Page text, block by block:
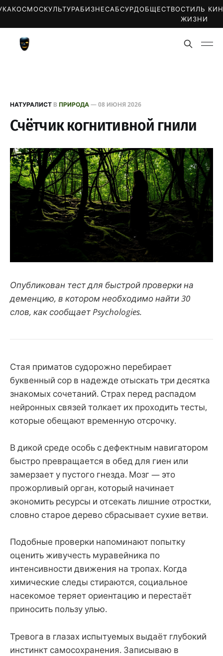
КОСМОСКУЛЬТУРАБИЗНЕСАБСУРДОБЩЕСТВОСТИЛЬ
ЖИЗНИ
НАТУРАЛИСТ В ПРИРОДА—08 ИЮНЯ 2026
Счётчик когнитивной гнили
Опубликован тест для быстрой проверки на
деменцию, в котором необходимо найти 30
слов, как сообщает Psychologies.
Стая приматов судорожно перебирает
буквенный сор в надежде отыскать три десятка
знакомых сочетаний. Страх перед распадом
нейронных связей толкает их проходить тесты,
которые обещают временную отсрочку.
В дикой среде особь с дефектным навигатором
быстро превращается в обед для гиен или
замерзает у пустого гнезда. Мозг — это
прожорливый орган, который начинает
экономить ресурсы и отсекать лишние отростки,
словно старое дерево сбрасывает сухие ветви.
Подобные проверки напоминают попытку
оценить живучесть муравейника по
интенсивности движения на тропах. Когда
химические следы стираются, социальное
насекомое теряет ориентацию и перестаёт
приносить пользу улью.
Тревога в глазах испытуемых выдаёт глубокий
инстинкт самосохранения. Записываю в